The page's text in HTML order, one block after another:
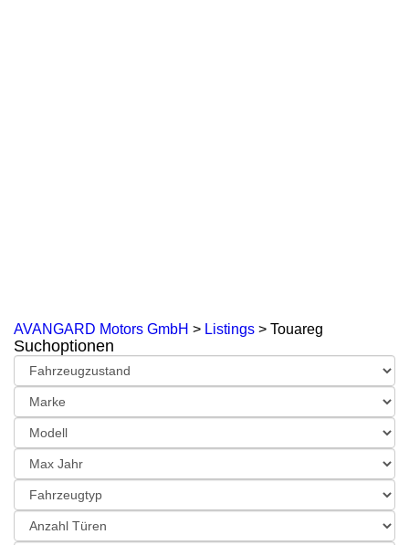
AVANGARD Motors GmbH > Listings > Touareg
Suchoptionen